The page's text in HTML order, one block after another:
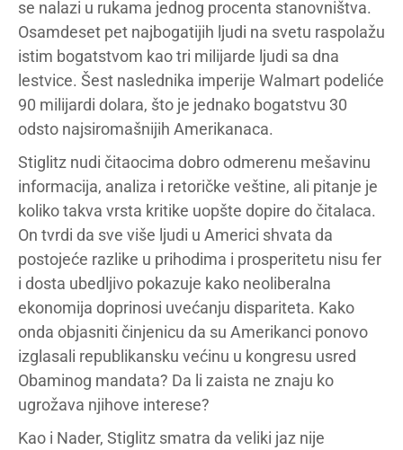
se nalazi u rukama jednog procenta stanovništva.
Osamdeset pet najbogatijih ljudi na svetu raspolažu
istim bogatstvom kao tri milijarde ljudi sa dna
lestvice. Šest naslednika imperije Walmart podeliće
90 milijardi dolara, što je jednako bogatstvu 30
odsto najsiromašnijih Amerikanaca.
Stiglitz nudi čitaocima dobro odmerenu mešavinu
informacija, analiza i retoričke veštine, ali pitanje je
koliko takva vrsta kritike uopšte dopire do čitalaca.
On tvrdi da sve više ljudi u Americi shvata da
postojeće razlike u prihodima i prosperitetu nisu fer
i dosta ubedljivo pokazuje kako neoliberalna
ekonomija doprinosi uvećanju dispariteta. Kako
onda objasniti činjenicu da su Amerikanci ponovo
izglasali republikansku većinu u kongresu usred
Obaminog mandata? Da li zaista ne znaju ko
ugrožava njihove interese?
Kao i Nader, Stiglitz smatra da veliki jaz nije